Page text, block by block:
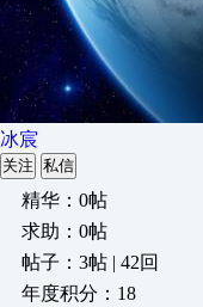
冰宸
关注 私信
精华：0帖
求助：0帖
帖子：3帖 | 42回
年度积分：18